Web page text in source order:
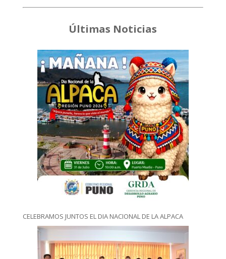
Últimas Noticias
CELEBRAMOS JUNTOS EL DIA NACIONAL DE LA ALPACA